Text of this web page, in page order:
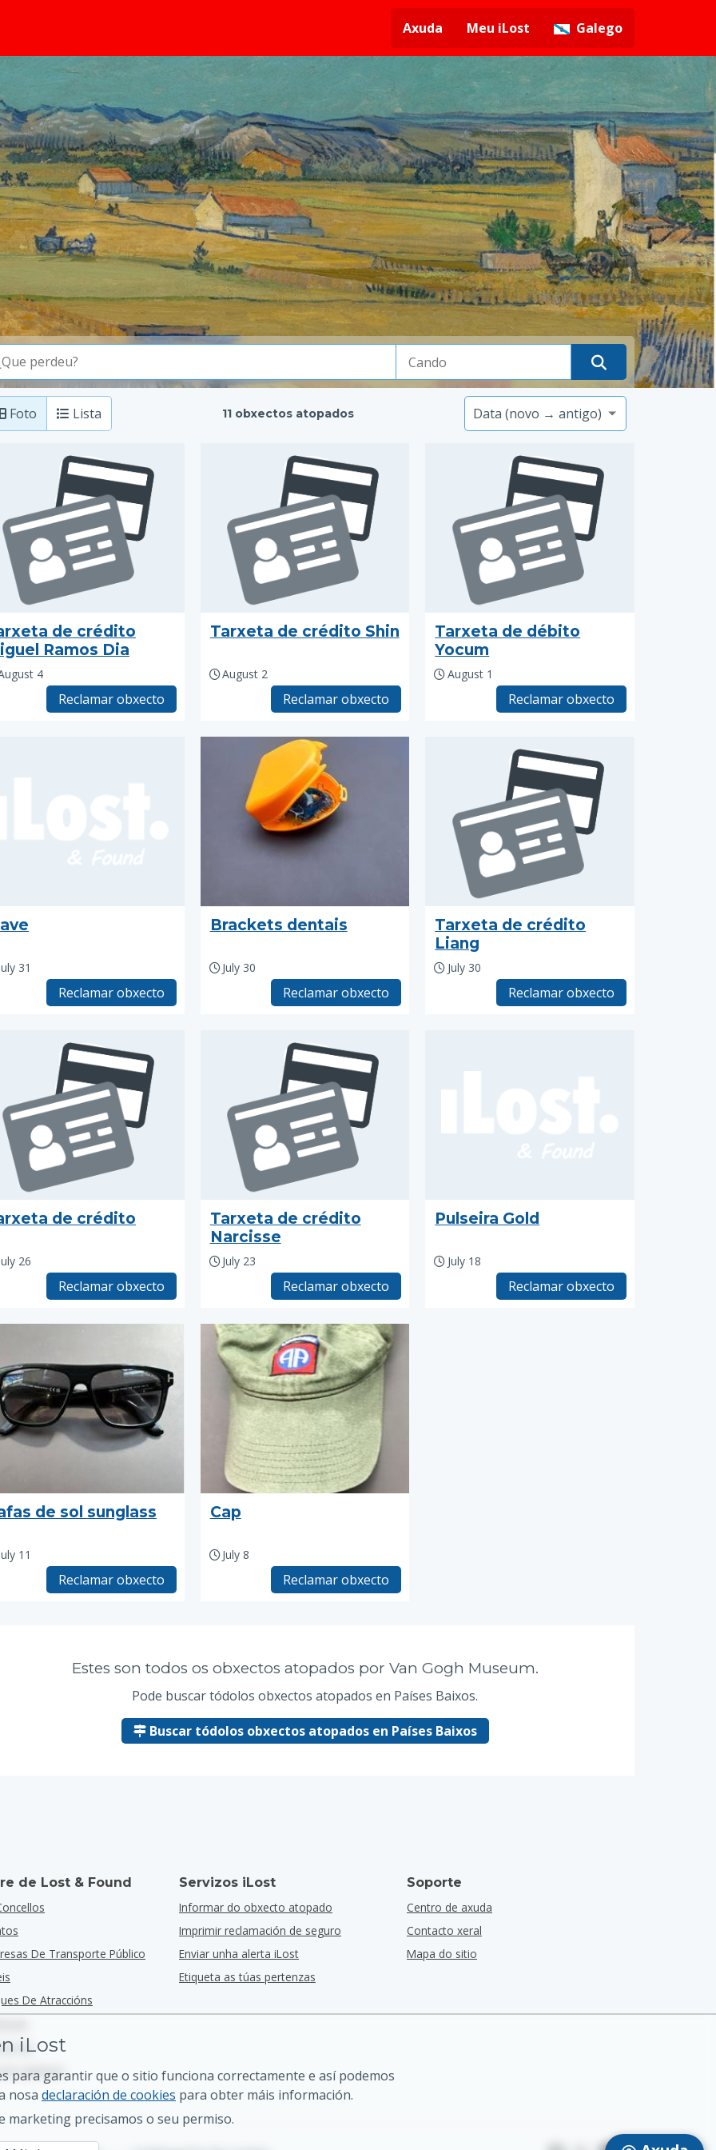
Axuda Meu iLost Galego
Foto Lista 11 obxectos atopados
de crédito
Ramos Dia
4
Reclamar obxecto
Tarxeta de crédito Shin
August 2
Reclamar obxecto
Tarxeta de débito
Yocum
August 1
Reclamar obxecto
31
Reclamar obxecto
Brackets dentais
July 30
Reclamar obxecto
Tarxeta de crédito
Liang
July 30
Reclamar obxecto
de crédito
26
Reclamar obxecto
Tarxeta de crédito
Narcisse
July 23
Reclamar obxecto
Pulseira Gold
July 18
Reclamar obxecto
de sol sunglass
11
Reclamar obxecto
Cap
July 8
Reclamar obxecto
Estes son todos os obxectos atopados por Van Gogh Museum.
Pode buscar tódolos obxectos atopados en Países Baixos.
Buscar tódolos obxectos atopados en Países Baixos
de Lost & Found
De Transporte Público
De Atraccións
G2
Capterra
Servizos iLost
Informar do obxecto atopado
Imprimir reclamación de seguro
Enviar unha alerta iLost
Etiqueta as túas pertenzas
Soporte
Centro de axuda
Contacto xeral
Mapa do sitio
iLost
para garantir que o sitio funciona correctamente e así podemos
nosa declaración de cookies para obter máis información.
marketing precisamos o seu permiso.